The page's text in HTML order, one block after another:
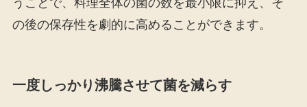
の後の保存性を劇的に高めることができます。
一度しっかり沸騰させて菌を減らす